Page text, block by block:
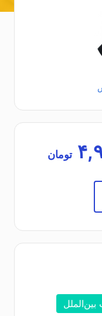
تومان
بین‌الملل